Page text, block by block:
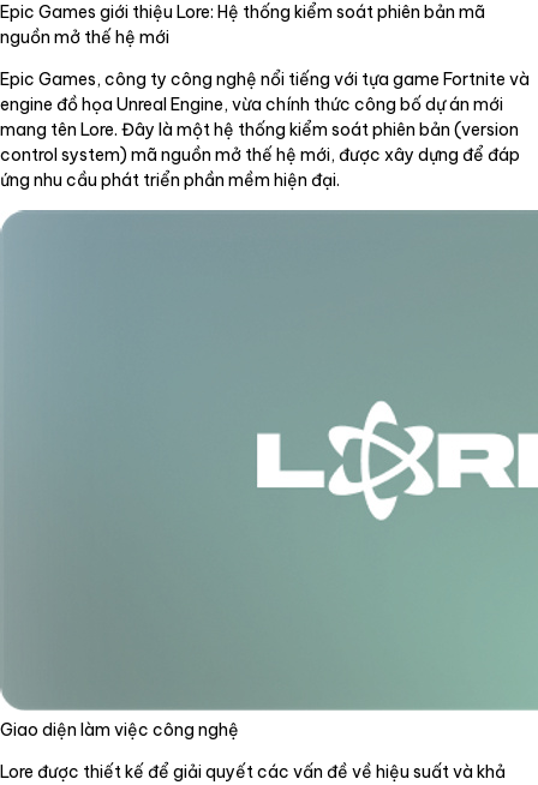
Epic Games giới thiệu Lore: Hệ thống kiểm soát phiên bản mã
nguồn mở thế hệ mới
Epic Games, công ty công nghệ nổi tiếng với tựa game Fortnite và
engine đồ họa Unreal Engine, vừa chính thức công bố dự án mới
mang tên Lore. Đây là một hệ thống kiểm soát phiên bản (version
control system) mã nguồn mở thế hệ mới, được xây dựng để đáp
ứng nhu cầu phát triển phần mềm hiện đại.
Giao diện làm việc công nghệ
Lore được thiết kế để giải quyết các vấn đề về hiệu suất và khả